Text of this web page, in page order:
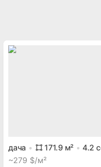
дача 171.9м² 4.2
~279 $/м²